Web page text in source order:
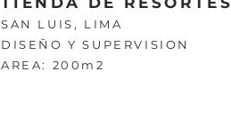
SAN LUIS, LIMA
DISEÑO Y SUPERVISION
AREA: 200m2